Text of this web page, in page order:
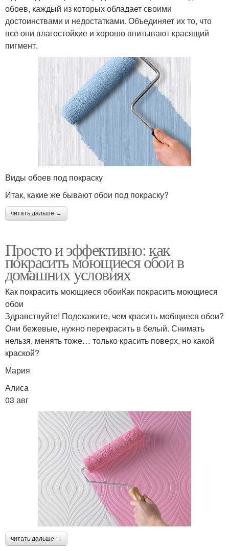
обоев, каждый из которых обладает своими
достоинствами и недостатками. Объединяет их то, что
все они влагостойкие и хорошо впитывают красящий
пигмент.
Виды обоев под покраску
Итак, какие же бывают обои под покраску?
читать дальше →
Просто и эффективно: как
покрасить моющиеся обои в
домашних условиях
Как покрасить моющиеся обоиКак покрасить моющиеся
обои
Здравствуйте! Подскажите, чем красить мобщиеся обои?
Они бежевые, нужно перекрасить в белый. Снимать
нельзя, менять тоже… только красить поверх, но какой
краской?
Мария
Алиса
03 авг
читать дальше →